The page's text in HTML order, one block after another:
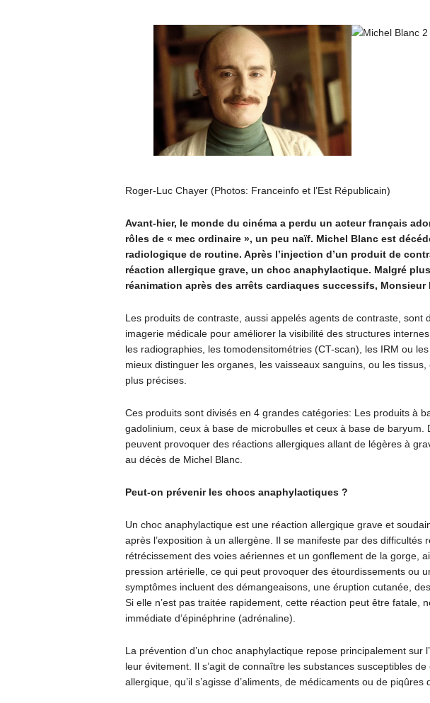
Roger-Luc Chayer (Photos: Franceinfo et l’Est Républicain)
Avant-hier, le monde du cinéma a perdu un acteur français
rôles de « mec ordinaire », un peu naïf. Michel Blanc est
radiologique de routine. Après l’injection d’un produit de
réaction allergique grave, un choc anaphylactique. Malgré
réanimation après des arrêts cardiaques successifs, Monsieur
Les produits de contraste, aussi appelés agents de contraste, sont
imagerie médicale pour améliorer la visibilité des structures
les radiographies, les tomodensitométries (CT-scan), les IRM ou
mieux distinguer les organes, les vaisseaux sanguins, ou les tissus,
plus précises.
Ces produits sont divisés en 4 grandes catégories: Les produits à
gadolinium, ceux à base de microbulles et ceux à base de baryum.
peuvent provoquer des réactions allergiques allant de légères à
au décès de Michel Blanc.
Peut-on prévenir les chocs anaphylactiques ?
Un choc anaphylactique est une réaction allergique grave et
après l’exposition à un allergène. Il se manifeste par des difficultés
rétrécissement des voies aériennes et un gonflement de la gorge,
pression artérielle, ce qui peut provoquer des étourdissements ou
symptômes incluent des démangeaisons, une éruption cutanée,
Si elle n’est pas traitée rapidement, cette réaction peut être fatale,
immédiate d’épinéphrine (adrénaline).
La prévention d’un choc anaphylactique repose principalement sur
leur évitement. Il s’agit de connaître les substances susceptibles
allergique, qu’il s’agisse d’aliments, de médicaments ou de piqûres